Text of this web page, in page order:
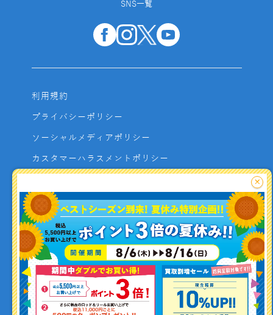
釣り情報を
投稿する
SNS一覧
利用規約
プライバシーポリシー
ソーシャルメディアポリシー
カスタマーハラスメントポリシー
よくあるご質問
お問い合わせ
利用者資金の保全方法
×